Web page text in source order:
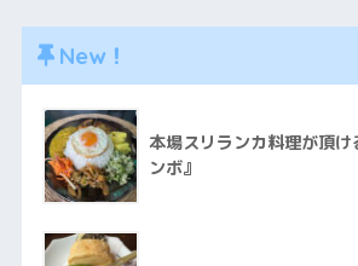
New！
本場スリランカ料理が頂
ンボ』